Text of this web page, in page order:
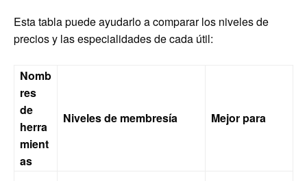
Esta tabla puede ayudarlo a comparar los niveles de
precios y las especialidades de cada útil:
Nomb
res
de
herra
mient
as
Niveles de membresía Mejor para